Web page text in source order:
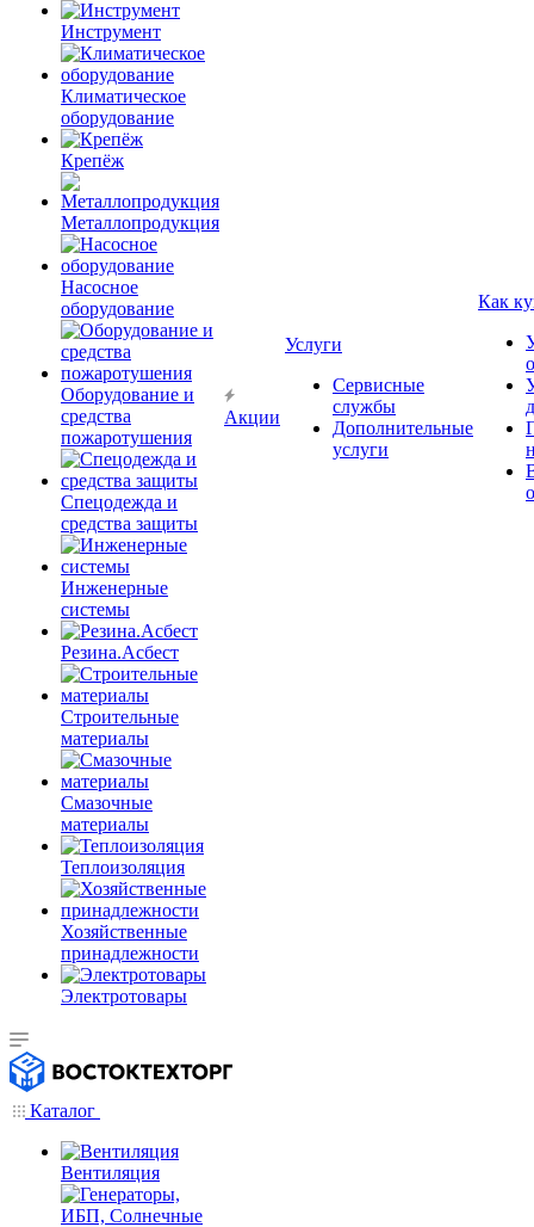
Инструмент
Климатическое
оборудование
Крепёж
Металлопродукция
Насосное
оборудование
Оборудование и
средства
пожаротушения
Спецодежда и
средства защиты
Инженерные
системы
Резина.Асбест
Строительные
материалы
Смазочные
материалы
Теплоизоляция
Хозяйственные
принадлежности
Электротовары
Акции
Услуги
Сервисные
службы
Дополнительные
услуги
Как
Каталог
Вентиляция